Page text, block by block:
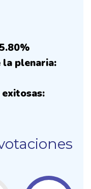
la plenaria: